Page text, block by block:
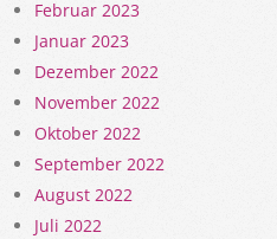
Februar 2023
Januar 2023
Dezember 2022
November 2022
Oktober 2022
September 2022
August 2022
Juli 2022